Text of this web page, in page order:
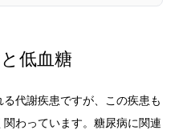
低血糖
代謝疾患ですが、この疾患も
わっています。糖尿病に関連